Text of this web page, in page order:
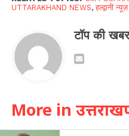
UTTARAKHAND NEWS,हल्द्वानी न्यूज़
टॉप की
More in